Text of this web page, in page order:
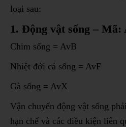
loại sau:
1. Động vật sống – Mã:
Chim sống = AvB
Nhiệt đới cá sống = AvF
Gà sống = AvX
Vận chuyển động vật sống
hạn chế và các điều kiện liên